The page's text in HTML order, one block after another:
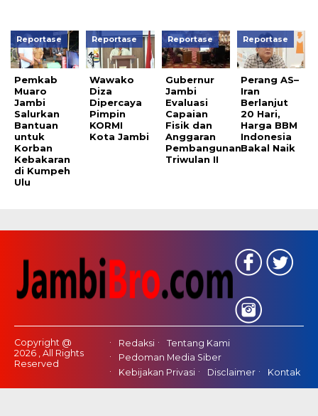
Reportase
Pemkab
Muaro
Jambi
Salurkan
Bantuan
untuk
Korban
Kebakaran
di Kumpeh
Ulu
Reportase
Wawako
Diza
Dipercaya
Pimpin
KORMI
Kota Jambi
Reportase
Gubernur
Jambi
Evaluasi
Capaian
Fisik dan
Anggaran
Pembangunan
Triwulan II
Reportase
Perang AS–
Iran
Berlanjut
20 Hari,
Harga BBM
Indonesia
Bakal Naik
Copyright @
2026 , All Rights
Reserved
Redaksi
Tentang Kami
Pedoman Media Siber
Kebijakan Privasi
Disclaimer Kontak